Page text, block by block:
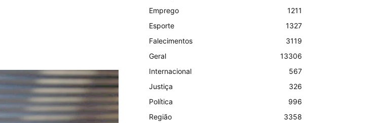
Emprego
1211
Esporte
1327
Falecimentos
3119
Geral
13306
Internacional
567
Justiça
326
Política
996
Região
3358